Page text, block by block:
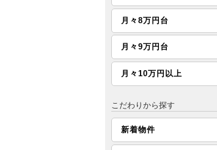
月々8万円台
月々9万円台
月々10万円以上
こだわりから探す
新着物件